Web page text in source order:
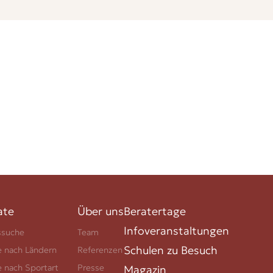
Ländern
nach Sportart
Über uns
Team
Referenzen
Presse
Beratertage
Infoveranstaltungen
Schulen zu Besuch
Magazin